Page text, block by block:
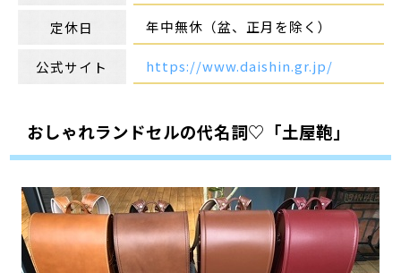
定休日 年中無休（盆、正月を除く）
公式サイト https://www.daishin.gr.jp/
おしゃれランドセルの代名詞♡「土屋鞄」